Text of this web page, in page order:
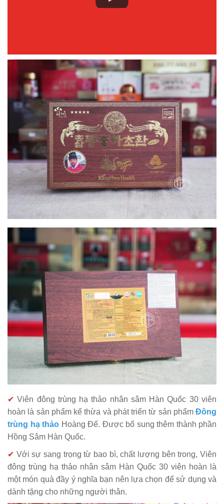
✔Viên đông trùng hạ thảo nhân sâm Hàn Quốc 30 viên
hoàn là sản phẩm kế thừa và phát triển từ sản phẩm Đông
trùng hạ thảo Hoàng Đế. Được bổ sung thêm thành phần
Hồng Sâm Hàn Quốc.
✔ Với sự sang trọng từ bao bì, chất lượng bên trong, Viên
đông trùng hạ thảo nhân sâm Hàn Quốc 30 viên hoàn là
một món quà đầy ý nghĩa bạn nên lựa chọn để sử dụng và
dành tặng cho những người thân.